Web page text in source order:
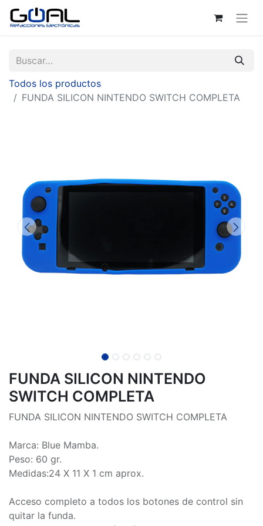
Todos los productos
FUNDA SILICON NINTENDO SWITCH COMPLETA
FUNDA SILICON NINTENDO
SWITCH COMPLETA
FUNDA SILICON NINTENDO SWITCH COMPLETA
Marca: Blue Mamba.
Peso: 60 gr.
Medidas:24 X 11 X 1 cm aprox.
Acceso completo a todos los botones de control sin
quitar la funda.